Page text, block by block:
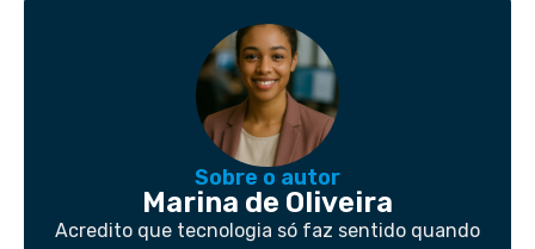
Sobre o autor
Marina de Oliveira
Acredito que tecnologia só faz sentido quando